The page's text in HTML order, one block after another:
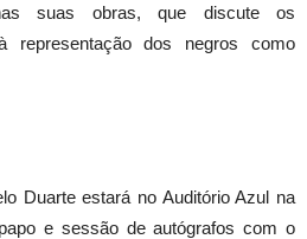
suas obras, que discute os
representação dos negros como
Duarte estará no Auditório Azul na
e sessão de autógrafos com o